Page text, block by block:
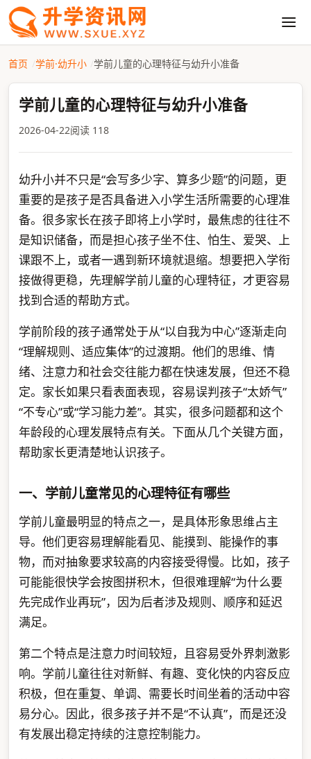
首页 学前·幼升小 学前儿童的心理特征与幼升小准备
学前儿童的心理特征与幼升小准备
2026-04-22阅读 118
幼升小并不只是“会写多少字、算多少题”的问题，更
重要的是孩子是否具备进入小学生活所需要的心理准
备。很多家长在孩子即将上小学时，最焦虑的往往不
是知识储备，而是担心孩子坐不住、怕生、爱哭、上
课跟不上，或者一遇到新环境就退缩。想要把入学衔
接做得更稳，先理解学前儿童的心理特征，才更容易
找到合适的帮助方式。
学前阶段的孩子通常处于从“以自我为中心”逐渐走向
“理解规则、适应集体”的过渡期。他们的思维、情
绪、注意力和社会交往能力都在快速发展，但还不稳
定。家长如果只看表面表现，容易误判孩子“太娇气”
“不专心”或“学习能力差”。其实，很多问题都和这个
年龄段的心理发展特点有关。下面从几个关键方面，
帮助家长更清楚地认识孩子。
一、学前儿童常见的心理特征有哪些
学前儿童最明显的特点之一，是具体形象思维占主
导。他们更容易理解能看见、能摸到、能操作的事
物，而对抽象要求较高的内容接受得慢。比如，孩子
可能能很快学会按图拼积木，但很难理解“为什么要
先完成作业再玩”，因为后者涉及规则、顺序和延迟
满足。
第二个特点是注意力时间较短，且容易受外界刺激影
响。学前儿童往往对新鲜、有趣、变化快的内容反应
积极，但在重复、单调、需要长时间坐着的活动中容
易分心。因此，很多孩子并不是“不认真”，而是还没
有发展出稳定持续的注意控制能力。